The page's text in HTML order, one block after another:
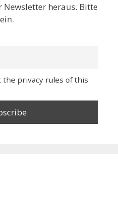
Newsletter heraus. Bitte
the privacy rules of this